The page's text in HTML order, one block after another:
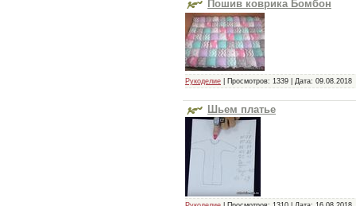
Пошив коврика Бомбон
Рукоделие | Просмотров: 1339 | Дата: 09.08.2018
Шьем платье